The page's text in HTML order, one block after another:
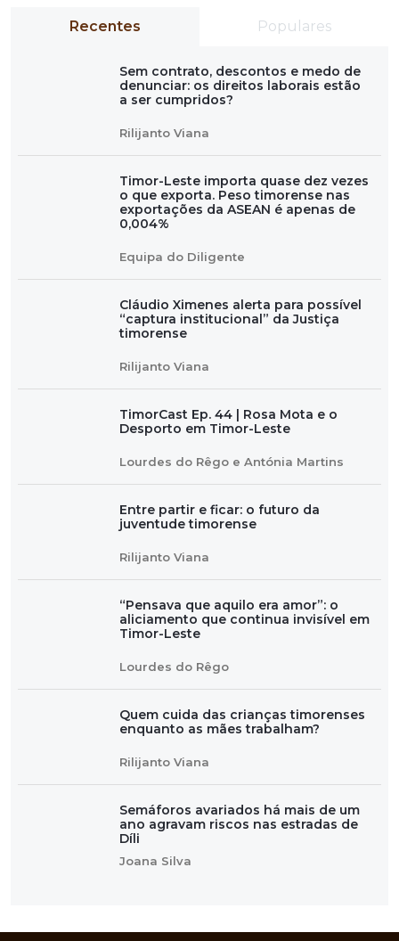
Recentes Populares
Sem contrato, descontos e medo de
denunciar: os direitos laborais estão
a ser cumpridos?
Rilijanto Viana
Timor-Leste importa quase dez vezes
o que exporta. Peso timorense nas
exportações da ASEAN é apenas de
0,004%
Equipa do Diligente
Cláudio Ximenes alerta para possível
“captura institucional” da Justiça
timorense
Rilijanto Viana
TimorCast Ep. 44 | Rosa Mota e o
Desporto em Timor-Leste
Lourdes do Rêgo e Antónia Martins
Entre partir e ficar: o futuro da
juventude timorense
Rilijanto Viana
“Pensava que aquilo era amor”: o
aliciamento que continua invisível em
Timor-Leste
Lourdes do Rêgo
Quem cuida das crianças timorenses
enquanto as mães trabalham?
Rilijanto Viana
Semáforos avariados há mais de um
ano agravam riscos nas estradas de
Díli
Joana Silva